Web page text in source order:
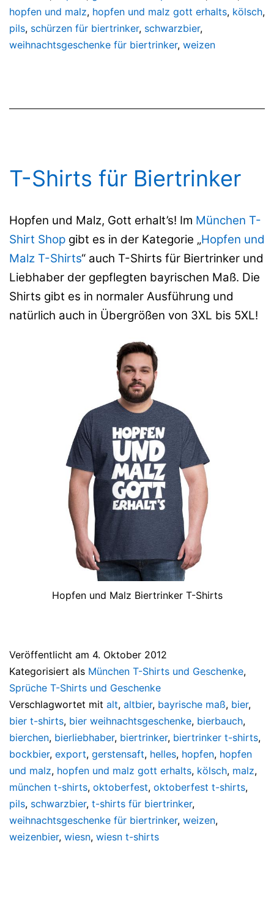
hopfen und malz, hopfen und malz gott erhalts, kölsch,
pils, schürzen für biertrinker, schwarzbier,
weihnachtsgeschenke für biertrinker, weizen
T-Shirts für Biertrinker
Hopfen und Malz, Gott erhalt’s! Im München T-
Shirt Shop gibt es in der Kategorie „Hopfen und
Malz T-Shirts“ auch T-Shirts für Biertrinker und
Liebhaber der gepflegten bayrischen Maß. Die
Shirts gibt es in normaler Ausführung und
natürlich auch in Übergrößen von 3XL bis 5XL!
Hopfen und Malz Biertrinker T-Shirts
Veröffentlicht am 4. Oktober 2012
Kategorisiert als München T-Shirts und Geschenke,
Sprüche T-Shirts und Geschenke
Verschlagwortet mit alt, altbier, bayrische maß, bier,
bier t-shirts, bier weihnachtsgeschenke, bierbauch,
bierchen, bierliebhaber, biertrinker, biertrinker t-shirts,
bockbier, export, gerstensaft, helles, hopfen, hopfen
und malz, hopfen und malz gott erhalts, kölsch, malz,
münchen t-shirts, oktoberfest, oktoberfest t-shirts,
pils, schwarzbier, t-shirts für biertrinker,
weihnachtsgeschenke für biertrinker, weizen,
weizenbier, wiesn, wiesn t-shirts